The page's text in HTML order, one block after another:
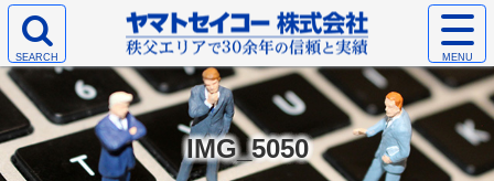
コ
テ
ン
ツ
本
文
へ
IMG_5050
ヤマトセイコー
株式会社
検
エ
リ
ア
を
サ
イ
ト
メ
ニ
ュ
ー